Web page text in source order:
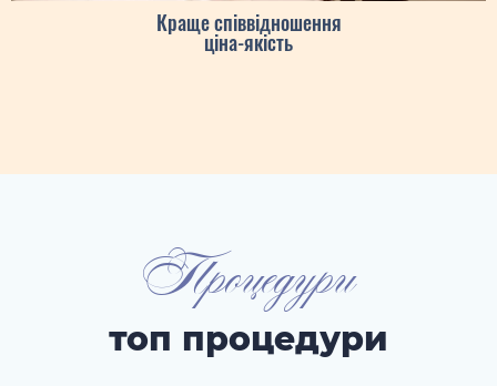
Краще співвідношення
ціна-якість
Процедури
топ процедури